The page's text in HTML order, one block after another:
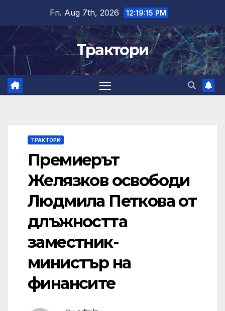
content
Fri. Aug 7th, 2026 12:19:15 PM
Трактори
ТРАКТОРИ
Премиерът
Желязков освободи
Людмила Петкова от
длъжността
заместник-
министър на
финансите